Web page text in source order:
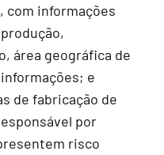
com informações
área geográfica de
e
de fabricação de
por
risco